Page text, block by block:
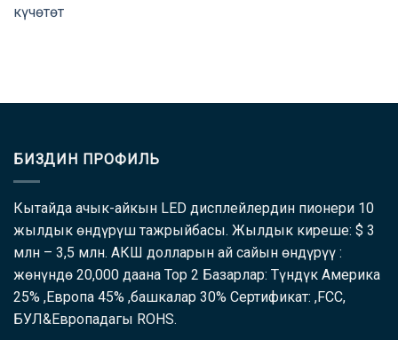
күчөтөт
БИЗДИН ПРОФИЛЬ
Кытайда ачык-айкын LED дисплейлердин пионери 10
жылдык өндүрүш тажрыйбасы. Жылдык киреше: $ 3
млн – 3,5 млн. АКШ долларын ай сайын өндүрүү :
жөнүндө 20,000 даана Top 2 Базарлар: Түндүк Америка
25% ,Европа 45% ,башкалар 30% Сертификат: ,FCC,
БУЛ&Европадагы ROHS.